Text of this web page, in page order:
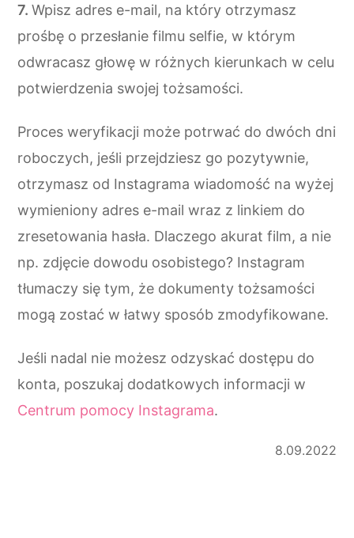
Wpisz adres e-mail, na który otrzymasz
prośbę o przesłanie filmu selfie, w którym
odwracasz głowę w różnych kierunkach w celu
potwierdzenia swojej tożsamości.
Proces weryfikacji może potrwać do dwóch dni
roboczych, jeśli przejdziesz go pozytywnie,
otrzymasz od Instagrama wiadomość na wyżej
wymieniony adres e-mail wraz z linkiem do
zresetowania hasła. Dlaczego akurat film, a nie
np. zdjęcie dowodu osobistego? Instagram
tłumaczy się tym, że dokumenty tożsamości
mogą zostać w łatwy sposób zmodyfikowane.
Jeśli nadal nie możesz odzyskać dostępu do
konta, poszukaj dodatkowych informacji w
Centrum pomocy Instagrama.
8.09.2022